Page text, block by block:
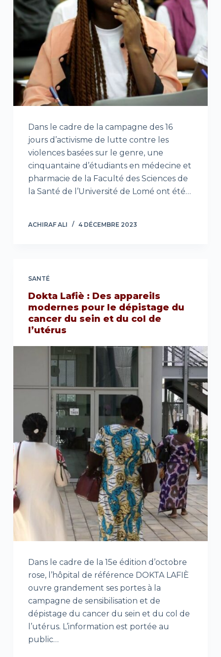
Dans le cadre de la campagne des 16
jours d’activisme de lutte contre les
violences basées sur le genre, une
cinquantaine d’étudiants en médecine et
pharmacie de la Faculté des Sciences de
la Santé de l’Université de Lomé ont été…
ACHIRAF ALI 4 DÉCEMBRE 2023
SANTÉ
Dokta Lafiè : Des appareils
modernes pour le dépistage du
cancer du sein et du col de
l’utérus
Dans le cadre de la 15e édition d’octobre
rose, l’hôpital de référence DOKTA LAFIÈ
ouvre grandement ses portes à la
campagne de sensibilisation et de
dépistage du cancer du sein et du col de
l’utérus. L’information est portée au
public…